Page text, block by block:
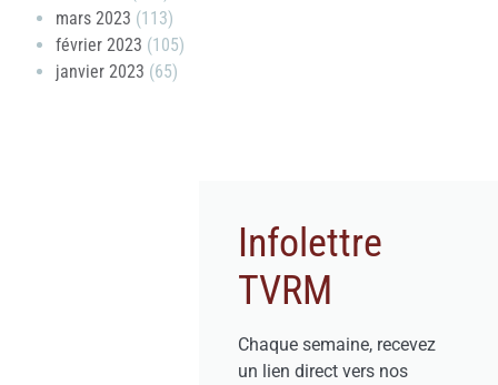
mars 2023 (113)
février 2023 (105)
janvier 2023 (65)
Infolettre
TVRM
Chaque semaine, recevez
un lien direct vers nos